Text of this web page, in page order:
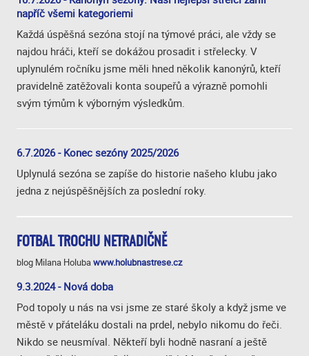
napříč všemi kategoriemi
Každá úspěšná sezóna stojí na týmové práci, ale vždy se
najdou hráči, kteří se dokážou prosadit i střelecky. V
uplynulém ročníku jsme měli hned několik kanonýrů, kteří
pravidelně zatěžovali konta soupeřů a výrazně pomohli
svým týmům k výborným výsledkům.
6.7.2026 - Konec sezóny 2025/2026
Uplynulá sezóna se zapíše do historie našeho klubu jako
jedna z nejúspěšnějších za poslední roky.
FOTBAL TROCHU NETRADIČNĚ
blog Milana Holubawww.holubnastrese.cz
9.3.2024 - Nová doba
Pod topoly u nás na vsi jsme ze staré školy a když jsme ve
městě v přáteláku dostali na prdel, nebylo nikomu do řeči.
Nikdo se neusmíval. Někteří byli hodně nasraní a ještě